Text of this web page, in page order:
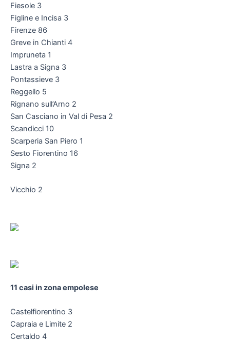
Fiesole 3
Figline e Incisa 3
Firenze 86
Greve in Chianti 4
Impruneta 1
Lastra a Signa 3
Pontassieve 3
Reggello 5
Rignano sull’Arno 2
San Casciano in Val di Pesa 2
Scandicci 10
Scarperia San Piero 1
Sesto Fiorentino 16
Signa 2
Vicchio 2
11 casi in zona empolese
Castelfiorentino 3
Capraia e Limite 2
Certaldo 4